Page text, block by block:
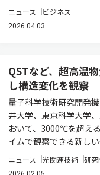
ニュース ビジネス
2026.04.03
QSTなど、超高温
し構造変化を観察
量子科学技術研究開発
井大学、東京科学大学
おいて、3000℃を超え
イムで観察できる新し
ニュース 光関連技術 研